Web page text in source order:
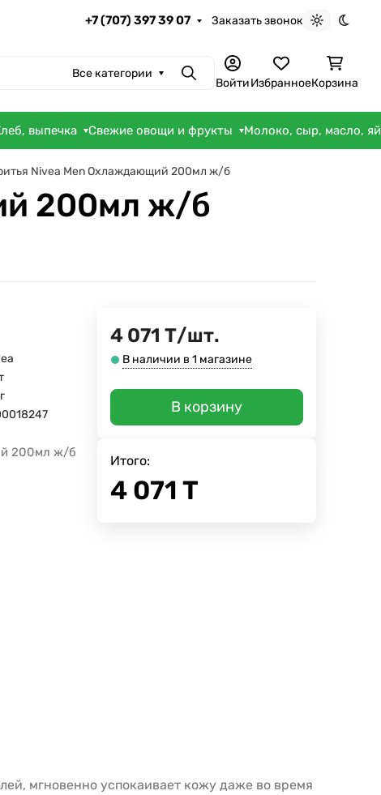
+7 (707) 397 39 07 Заказать звонок
Светлая
Все категории ПоискВойтиИзбранноеКорзина
выпечка Свежие овощи и фрукты Молоко, сыр, масло,
Nivea Men Охлаждающий 200мл ж/б
200мл ж/б
200мл ж/б
4 071 Т/шт.
В наличии в 1 магазине
В корзину
Итого:
4 071 Т
мгновенно успокаивает кожу даже во время